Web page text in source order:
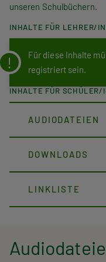
unseren Schulbüchern.
INHALTE FÜR LEHRER/
Für diese Inhalte
registriert sein.
INHALTE FÜR SCHÜLER/
AUDIODATEIEN
DOWNLOADS
LINKLISTE